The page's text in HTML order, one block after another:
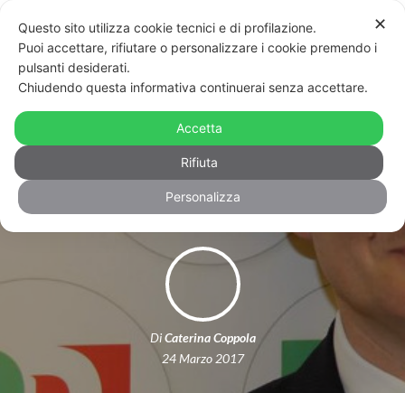
L’emendamento “salva omofobi” del
Pd che rischia di affossare la legge
umbra contro omofobia e transfobia
DiCaterina Coppola
24 Marzo 2017
✕
Questo sito utilizza cookie tecnici e di profilazione.
Puoi accettare, rifiutare o personalizzare i cookie premendo i
pulsanti desiderati.
Chiudendo questa informativa continuerai senza accettare.
Accetta
Rifiuta
Personalizza